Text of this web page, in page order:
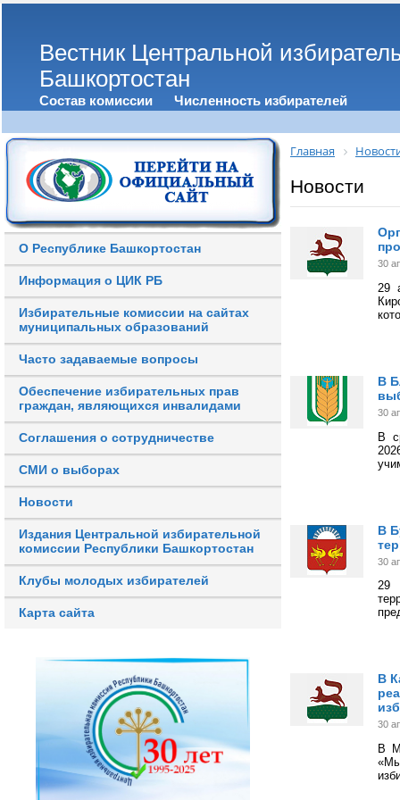
Вестник Центральной
Башкортостан
Состав комиссии Численность избирателей
О Республике Башкортостан
Информация о ЦИК РБ
Избирательные комиссии на сайтах
муниципальных образований
Часто задаваемые вопросы
Обеспечение избирательных прав
граждан, являющихся инвалидами
Соглашения о сотрудничестве
СМИ о выборах
Новости
Издания Центральной избирательной
комиссии Республики Башкортостан
Клубы молодых избирателей
Карта сайта
Главная
Новости
30
29
В
30
В
В
30
29
В
30
В